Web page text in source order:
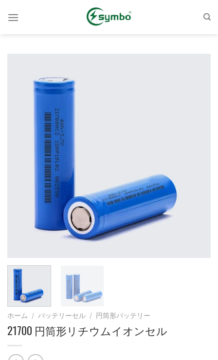
ホーム / バッテリーセル / 円筒形バッテリー
21700 円筒形リチウムイオンセル